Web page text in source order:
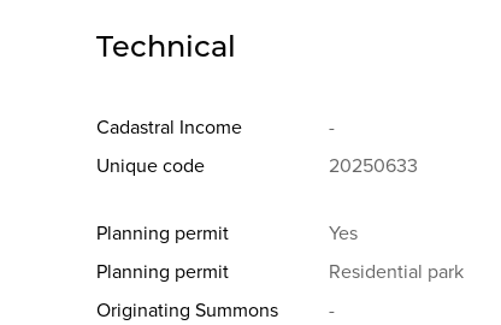
Technical
Cadastral Income -
Unique code
20250633
Planning permit
Yes
Planning permit
Residential park
Originating Summons
-